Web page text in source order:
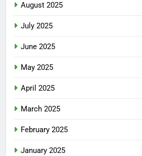
August 2025
July 2025
June 2025
May 2025
April 2025
March 2025
February 2025
January 2025